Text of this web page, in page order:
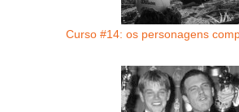
Curso #14: os personagens